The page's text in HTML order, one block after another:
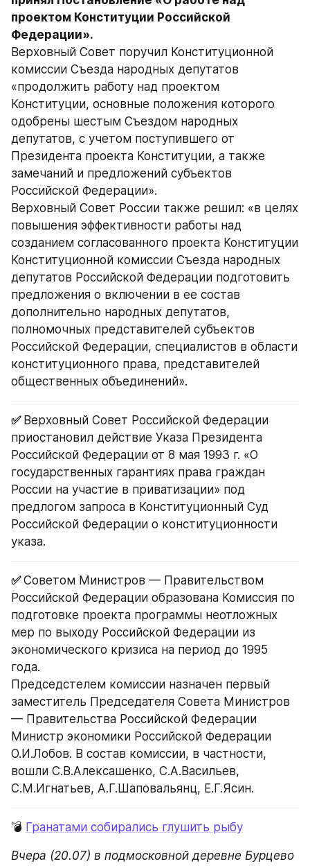
проектом Конституции Российской
Верховный Совет поручил Конституционной
комиссии Съезда народных депутатов
«продолжить работу над проектом
Конституции, основные положения которого
одобрены шестым Съездом народных
депутатов, с учетом поступившего от
Президента проекта Конституции, а также
замечаний и предложений субъектов
Российской Федерации».
Верховный Совет России также решил: «в целях
повышения эффективности работы над
созданием согласованного проекта Конституции
Конституционной комиссии Съезда народных
депутатов Российской Федерации подготовить
предложения о включении в ее состав
дополнительно народных депутатов,
полномочных представителей субъектов
Российской Федерации, специалистов в области
конституционного права, представителей
общественных объединений».
✅ Верховный Совет Российской Федерации
приостановил действие Указа Президента
Российской Федерации от 8 мая 1993 г. «О
государственных гарантиях права граждан
России на участие в приватизации» под
предлогом запроса в Конституционный Суд
Российской Федерации о конституционности
указа.
✅ Советом Министров — Правительством
Российской Федерации образована Комиссия по
подготовке проекта программы неотложных
мер по выходу Российской Федерации из
экономического кризиса на период до 1995
года.
Председстелем комиссии назначен первый
заместитель Председателя Совета Министров
— Правительства Российской Федерации
Министр экономики Российской Федерации
О.И.Лобов. В состав комиссии, в частности,
вошли С.В.Алексашенко, С.А.Васильев,
С.М.Игнатьев, А.Г.Шаповальянц, Е.Г.Ясин.
💣 Гранатами собирались глушить рыбу
Вчера (20.07) в подмосковной деревне Бурцево